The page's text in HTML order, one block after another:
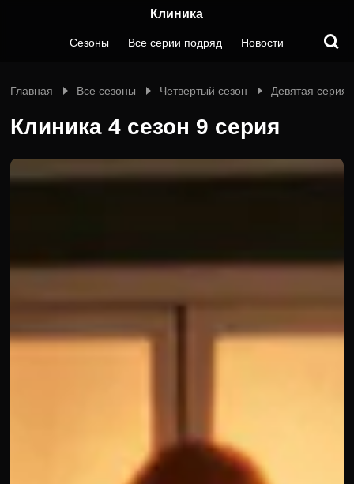
Клиника
Сезоны Все серии подряд Новости
Главная Все сезоны Четвертый сезон Девятая серия
Клиника 4 сезон 9 серия